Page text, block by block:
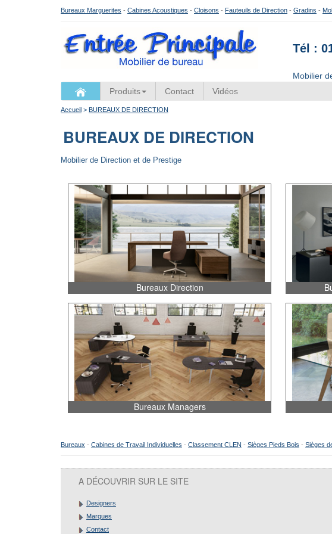
Bureaux Marguerites - Cabines Acoustiques - Cloisons - Fauteuils de Direction - Gradins -
Tél :
Mobilier
Produits Contact Vidéos
Accueil > BUREAUX DE DIRECTION
BUREAUX DE DIRECTION
Mobilier de Direction et de Prestige
Bureaux Direction
Bureaux Managers
Bureaux - Cabines de Travail Individuelles - Classement CLEN - Sièges Pieds Bois - Sièges
A DÉCOUVRIR SUR LE SITE
Designers
Marques
Contact